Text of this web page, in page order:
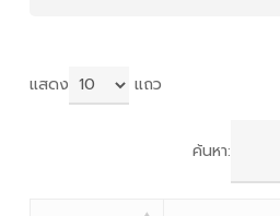
แสดง แถว
ค้นหา: